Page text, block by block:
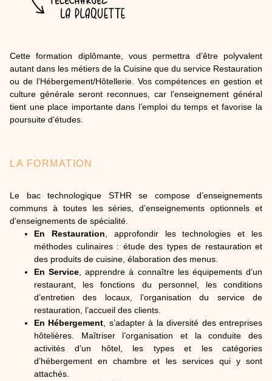
Cette formation diplômante, vous permettra d’être polyvalent
autant dans les métiers de la Cuisine que du service Restauration
ou de l’Hébergement/Hôtellerie. Vos compétences en gestion et
culture générale seront reconnues, car l’enseignement général
tient une place importante dans l’emploi du temps et favorise la
poursuite d’études.
LA FORMATION
Le bac technologique STHR se compose d’enseignements
communs à toutes les séries, d’enseignements optionnels et
d’enseignements de spécialité.
En Restauration, approfondir les technologies et les
méthodes culinaires : étude des types de restauration et
des produits de cuisine, élaboration des menus.
En Service, apprendre à connaître les équipements d’un
restaurant, les fonctions du personnel, les conditions
d’entretien des locaux, l’organisation du service de
restauration, l’accueil des clients.
En Hébergement, s’adapter à la diversité des entreprises
hôtelières. Maîtriser l’organisation et la conduite des
activités d’un hôtel, les types et les catégories
d’hébergement en chambre et les services qui y sont
attachés.